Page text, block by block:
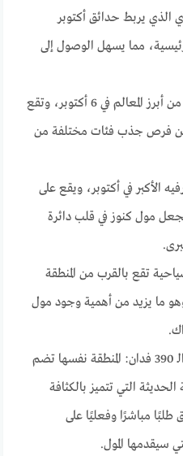
الذي يربط حدائق أكتوبر
مما يسهل الوصول إلى
مدينة الإنتاج الإعلامي: واحدة من أبرز المعالم في 6 أكتوبر، وتقع
من فرص جذب فئات مختلفة من
الأكبر في أكتوبر، ويقع على
مول كنوز في قلب دائرة
تقع بالقرب من المنطقة
ما يزيد من أهمية وجود مول
المشروعات السكنية في منطقة الـ 390 فدان: المنطقة نفسها تضم
التي تتميز بالكثافة
طلبًا مباشرًا وفعليًا على
سيقدمها المول.